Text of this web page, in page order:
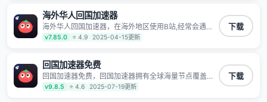
止第三方对数据进行窃取和监听
海外华人回国加速器
海外华人回国加速器，在海外地区使用B站,经常会遇到B
站地区版权限制/网络IP屏蔽,缓冲卡顿等问题,使用我们
的哔哩哔哩专用回国VPN,可加速解决各类网络问题,一键
服7*24小时服务。
v7.85.0 ⭐ 4.9 2025-04-15更新
下载
回国加速器免费
回国加速器免费，回国加速器拥有全球海量节点覆盖，
运营商专线不卡顿超稳定，专为海外华人和留学生打
造，帮助海外华人免除地域限制，随时高速稳定低延迟
v9.8.5 ⭐ 4.6 2025-07-19更新
下载